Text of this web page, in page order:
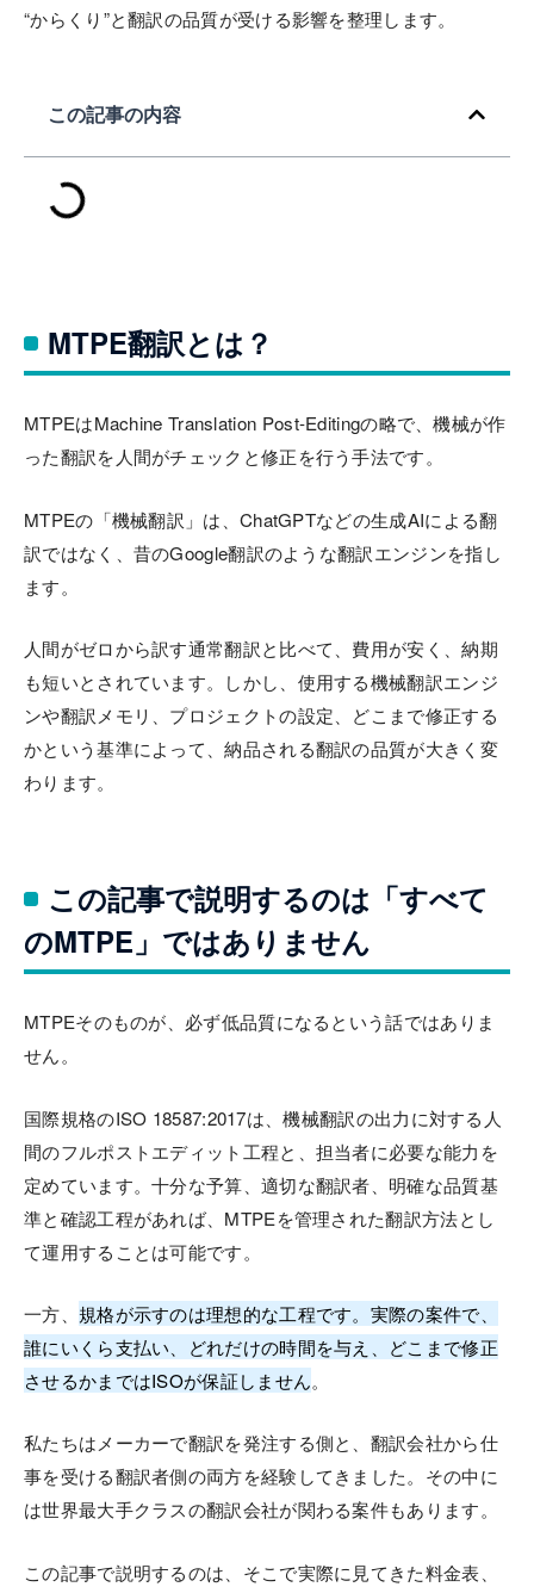
“からくり”と翻訳の品質が受ける影響を整理します。
この記事の内容
MTPE翻訳とは？
MTPEはMachine Translation Post-Editingの略で、機械が作
った翻訳を人間がチェックと修正を行う手法です。
MTPEの「機械翻訳」は、ChatGPTなどの生成AIによる翻
訳ではなく、昔のGoogle翻訳のような翻訳エンジンを指し
ます。
人間がゼロから訳す通常翻訳と比べて、費用が安く、納期
も短いとされています。しかし、使用する機械翻訳エンジ
ンや翻訳メモリ、プロジェクトの設定、どこまで修正する
かという基準によって、納品される翻訳の品質が大きく変
わります。
この記事で説明するのは「すべて
のMTPE」ではありません
MTPEそのものが、必ず低品質になるという話ではありま
せん。
国際規格のISO 18587:2017は、機械翻訳の出力に対する人
間のフルポストエディット工程と、担当者に必要な能力を
定めています。十分な予算、適切な翻訳者、明確な品質基
準と確認工程があれば、MTPEを管理された翻訳方法とし
て運用することは可能です。
一方、 規格が示すのは理想的な工程です。実際の案件で、
誰にいくら支払い、どれだけの時間を与え、どこまで修正
させるかまではISOが保証しません。
私たちはメーカーで翻訳を発注する側と、翻訳会社から仕
事を受ける翻訳者側の両方を経験してきました。その中に
は世界最大手クラスの翻訳会社が関わる案件もあります。
この記事で説明するのは、そこで実際に見てきた料金表、